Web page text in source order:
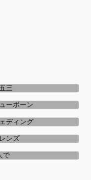
七五三
ニューボーン
ウェディング
フレンズ